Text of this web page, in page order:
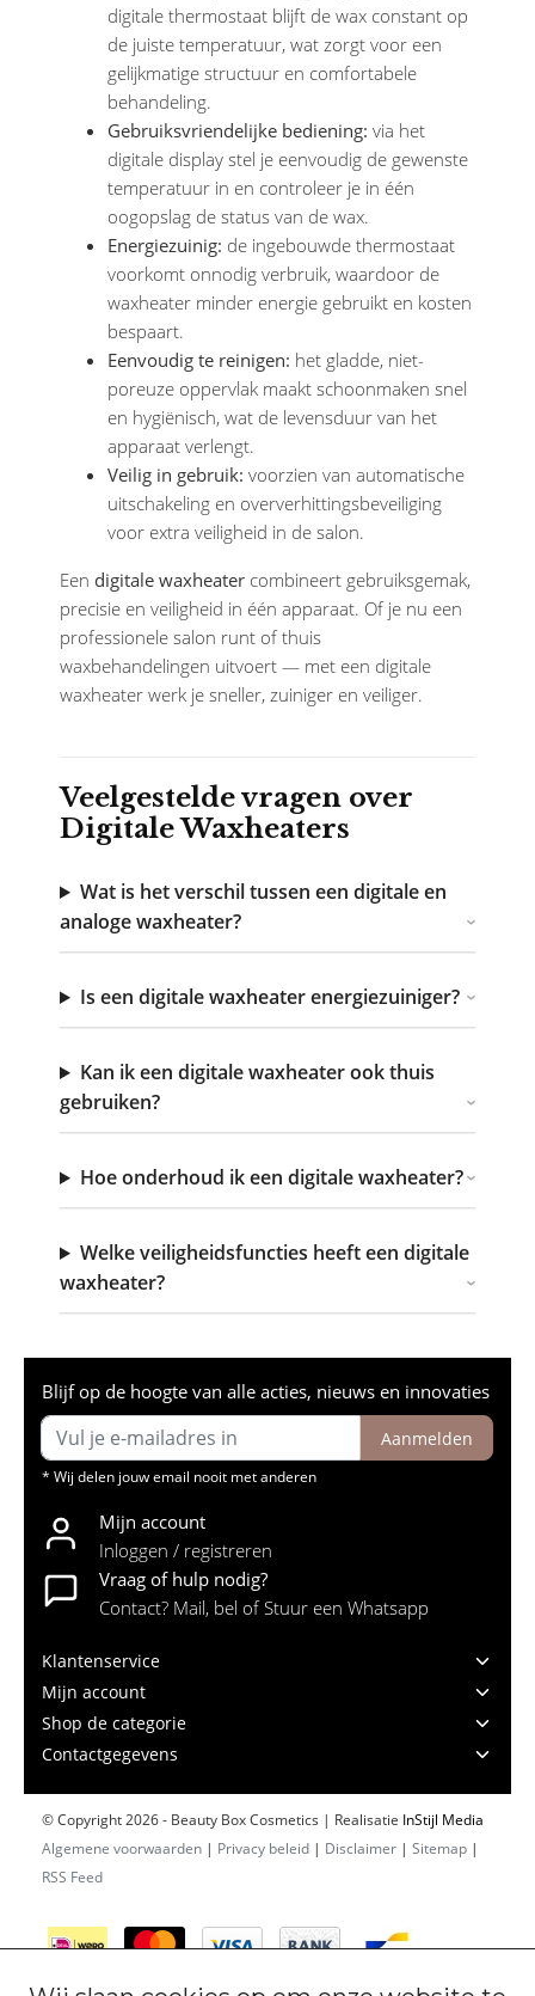
digitale thermostaat blijft de wax constant op
de juiste temperatuur, wat zorgt voor een
gelijkmatige structuur en comfortabele
behandeling.
Gebruiksvriendelijke bediening: via het
digitale display stel je eenvoudig de gewenste
temperatuur in en controleer je in één
oogopslag de status van de wax.
Energiezuinig: de ingebouwde thermostaat
voorkomt onnodig verbruik, waardoor de
waxheater minder energie gebruikt en kosten
bespaart.
Eenvoudig te reinigen: het gladde, niet-
poreuze oppervlak maakt schoonmaken snel
en hygiënisch, wat de levensduur van het
apparaat verlengt.
Veilig in gebruik: voorzien van automatische
uitschakeling en oververhittingsbeveiliging
voor extra veiligheid in de salon.
Een digitale waxheater combineert gebruiksgemak,
precisie en veiligheid in één apparaat. Of je nu een
professionele salon runt of thuis
waxbehandelingen uitvoert — met een digitale
waxheater werk je sneller, zuiniger en veiliger.
Veelgestelde vragen over
Digitale Waxheaters
Wat is het verschil tussen een digitale en
analoge waxheater?
Is een digitale waxheater energiezuiniger?
Kan ik een digitale waxheater ook thuis
gebruiken?
Hoe onderhoud ik een digitale waxheater?
Welke veiligheidsfuncties heeft een digitale
waxheater?
Blijf op de hoogte van alle acties, nieuws en innovaties
Aanmelden
* Wij delen jouw email nooit met anderen
Mijn account
Inloggen / registreren
Vraag of hulp nodig?
Contact? Mail, bel of Stuur een Whatsapp
Klantenservice
Mijn account
Shop de categorie
Contactgegevens
© Copyright 2026 - Beauty Box Cosmetics | Realisatie InStijl Media
Algemene voorwaarden | Privacy beleid | Disclaimer | Sitemap |
RSS Feed